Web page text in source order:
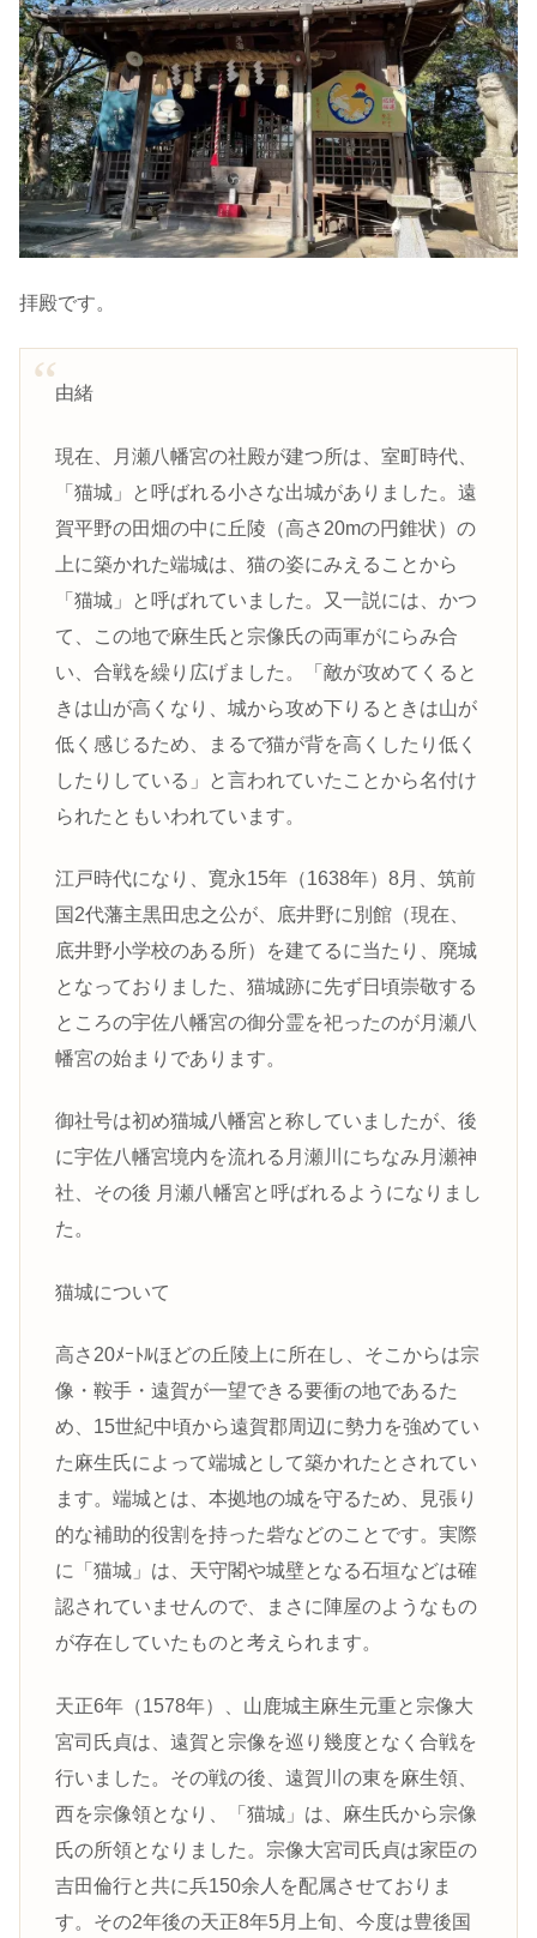
拝殿です。
由緒
現在、月瀬八幡宮の社殿が建つ所は、室町時代、
「猫城」と呼ばれる小さな出城がありました。遠
賀平野の田畑の中に丘陵（高さ20mの円錐状）の
上に築かれた端城は、猫の姿にみえることから
「猫城」と呼ばれていました。又一説には、かつ
て、この地で麻生氏と宗像氏の両軍がにらみ合
い、合戦を繰り広げました。「敵が攻めてくると
きは山が高くなり、城から攻め下りるときは山が
低く感じるため、まるで猫が背を高くしたり低く
したりしている」と言われていたことから名付け
られたともいわれています。
江戸時代になり、寛永15年（1638年）8月、筑前
国2代藩主黒田忠之公が、底井野に別館（現在、
底井野小学校のある所）を建てるに当たり、廃城
となっておりました、猫城跡に先ず日頃崇敬する
ところの宇佐八幡宮の御分霊を祀ったのが月瀬八
幡宮の始まりであります。
御社号は初め猫城八幡宮と称していましたが、後
に宇佐八幡宮境内を流れる月瀬川にちなみ月瀬神
社、その後 月瀬八幡宮と呼ばれるようになりまし
た。
猫城について
高さ20ﾒｰﾄﾙほどの丘陵上に所在し、そこからは宗
像・鞍手・遠賀が一望できる要衝の地であるた
め、15世紀中頃から遠賀郡周辺に勢力を強めてい
た麻生氏によって端城として築かれたとされてい
ます。端城とは、本拠地の城を守るため、見張り
的な補助的役割を持った砦などのことです。実際
に「猫城」は、天守閣や城壁となる石垣などは確
認されていませんので、まさに陣屋のようなもの
が存在していたものと考えられます。
天正6年（1578年）、山鹿城主麻生元重と宗像大
宮司氏貞は、遠賀と宗像を巡り幾度となく合戦を
行いました。その戦の後、遠賀川の東を麻生領、
西を宗像領となり、「猫城」は、麻生氏から宗像
氏の所領となりました。宗像大宮司氏貞は家臣の
吉田倫行と共に兵150余人を配属させておりま
す。その2年後の天正8年5月上旬、今度は豊後国